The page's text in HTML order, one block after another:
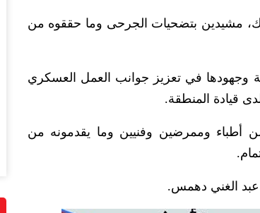
مشيدين بتضحيات الجرحى وما حققوه من
وجهودها في تعزيز جوانب العمل العسكري
قيادة المنطقة.
أطباء وممرضين وفنيين وما يقدمونه من
عبد الغني دهمس.